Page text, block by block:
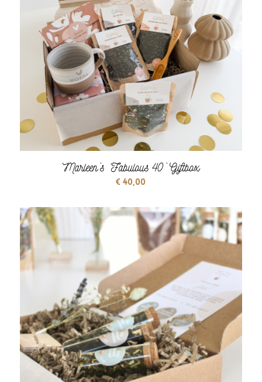
Marleen’s ‘Fabulous 40’ Giftbox
€ 40,00